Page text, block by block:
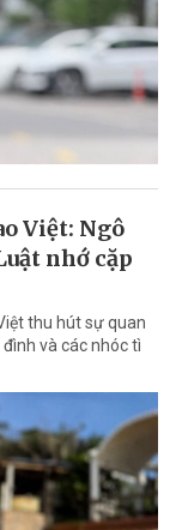
Việt: Ngô
nhớ cặp
thu hút sự quan
và các nhóc tì